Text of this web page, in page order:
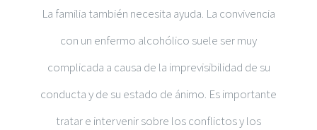
La familia también necesita ayuda. La convivencia
con un enfermo alcohólico suele ser muy
complicada a causa de la imprevisibilidad de su
conducta y de su estado de ánimo. Es importante
tratar e intervenir sobre los conflictos y los